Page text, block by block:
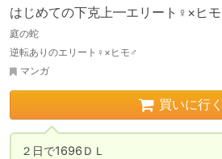
はじめての下克上━エリート♀×ヒ
庭の蛇
逆転ありのエリート♀×ヒモ♂
マンガ
買いに行く
２日で1696ＤＬ